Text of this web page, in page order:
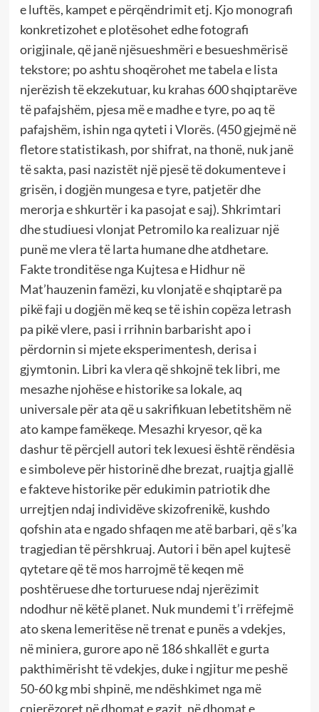
e luftës, kampet e përqëndrimit etj. Kjo monografi
konkretizohet e plotësohet edhe fotografi
origjinale, që janë njësueshmëri e besueshmërisë
tekstore; po ashtu shoqërohet me tabela e lista
njerëzish të ekzekutuar, ku krahas 600 shqiptarëve
të pafajshëm, pjesa më e madhe e tyre, po aq të
pafajshëm, ishin nga qyteti i Vlorës. (450 gjejmë në
fletore statistikash, por shifrat, na thonë, nuk janë
të sakta, pasi nazistët një pjesë të dokumenteve i
grisën, i dogjën mungesa e tyre, patjetër dhe
merorja e shkurtër i ka pasojat e saj). Shkrimtari
dhe studiuesi vlonjat Petromilo ka realizuar një
punë me vlera të larta humane dhe atdhetare.
Fakte tronditëse nga Kujtesa e Hidhur në
Mat’hauzenin famëzi, ku vlonjatë e shqiptarë pa
pikë faji u dogjën më keq se të ishin copëza letrash
pa pikë vlere, pasi i rrihnin barbarisht apo i
përdornin si mjete eksperimentesh, derisa i
gjymtonin. Libri ka vlera që shkojnë tek libri, me
mesazhe njohëse e historike sa lokale, aq
universale për ata që u sakrifikuan lebetitshëm në
ato kampe famëkeqe. Mesazhi kryesor, që ka
dashur të përcjell autori tek lexuesi është rëndësia
e simboleve për historinë dhe brezat, ruajtja gjallë
e fakteve historike për edukimin patriotik dhe
urrejtjen ndaj individëve skizofrenikë, kushdo
qofshin ata e ngado shfaqen me atë barbari, që s’ka
tragjedian të përshkruaj. Autori i bën apel kujtesë
qytetare që të mos harrojmë të keqen më
poshtëruese dhe torturuese ndaj njerëzimit
ndodhur në këtë planet. Nuk mundemi t’i rrëfejmë
ato skena lemeritëse në trenat e punës a vdekjes,
në miniera, gurore apo në 186 shkallët e gurta
pakthimërisht të vdekjes, duke i ngjitur me peshë
50-60 kg mbi shpinë, me ndëshkimet nga më
çnjerëzoret në dhomat e gazit, në dhomat e